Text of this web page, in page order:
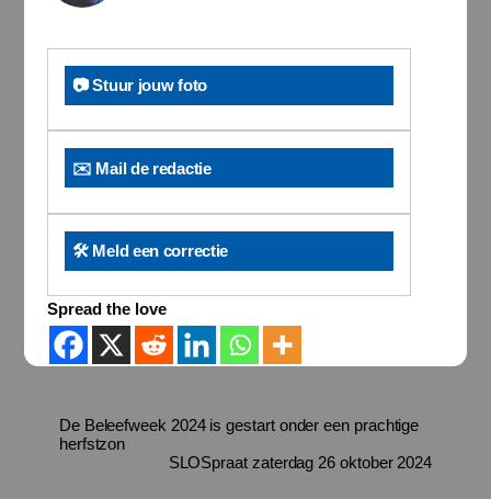
📷 Stuur jouw foto
✉️ Mail de redactie
🛠️ Meld een correctie
Spread the love
De Beleefweek 2024 is gestart onder een prachtige
herfstzon
SLOSpraat zaterdag 26 oktober 2024